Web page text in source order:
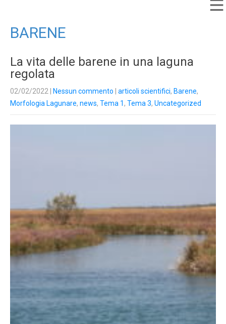
BARENE
La vita delle barene in una laguna
regolata
02/02/2022 Nessun commento articoli scientifici, Barene,
Morfologia Lagunare, news, Tema 1 , Tema 3, Uncategorized